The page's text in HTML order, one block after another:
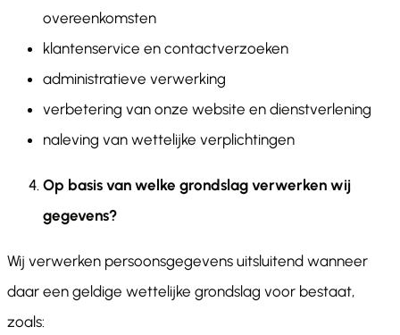
overeenkomsten
klantenservice en contactverzoeken
administratieve verwerking
verbetering van onze website en dienstverlening
naleving van wettelijke verplichtingen
Op basis van welke grondslag verwerken wij
gegevens?
Wij verwerken persoonsgegevens uitsluitend wanneer
daar een geldige wettelijke grondslag voor bestaat,
zoals: